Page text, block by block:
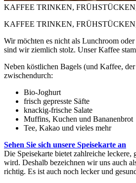
KAFFEE TRINKEN,
KAFFEE TRINKEN,
Wir möchten es nicht als Lunchroom
sind wir ziemlich stolz. Unser Kaffee
Neben köstlichen Bagels (und Kaffee,
zwischendurch:
Bio-Joghurt
frisch gepresste Säfte
knackig-frische Salate
Muffins, Kuchen und Bananenbrot
Tee, Kakao und vieles mehr
Sehen Sie sich unsere Speisekarte an
Die Speisekarte bietet zahlreiche
wird. Deshalb bezeichnen wir uns auch
richtig. Es ist auch noch lecker und